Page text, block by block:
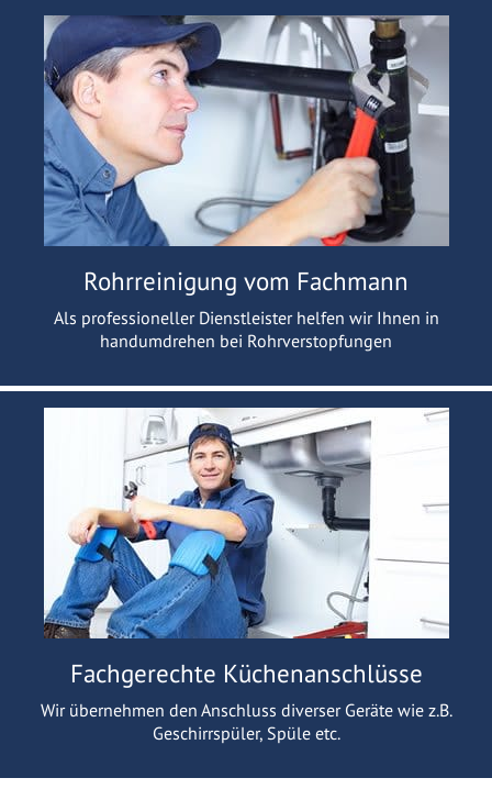
Rohrreinigung vom Fachmann
Als professioneller Dienstleister helfen wir Ihnen in
handumdrehen bei Rohrverstopfungen
Fachgerechte Küchenanschlüsse
Wir übernehmen den Anschluss diverser Geräte wie z.B.
Geschirrspüler, Spüle etc.